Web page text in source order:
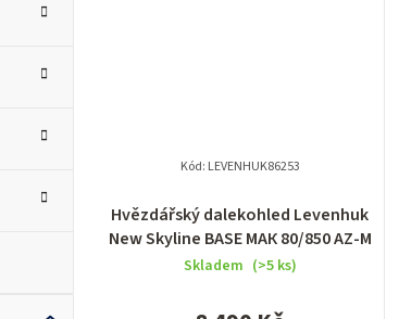
Hvězdářský dalekohled Levenhuk
New Skyline BASE МАК 80/850 AZ-M
Skladem (>5 ks)
Kód: LEVENHUK86253